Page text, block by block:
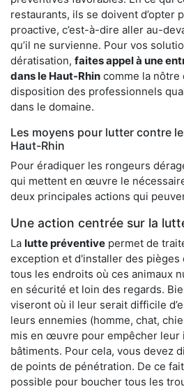
restaurants, ils se doivent d’opter
proactive, c’est-à-dire aller au-
qu’il ne survienne. Pour vos
dératisation, faites appel à une
dans le Haut-Rhin comme la nôtre
disposition des professionnels
dans le domaine.
Les moyens pour lutter contre
Haut-Rhin
Pour éradiquer les rongeurs
qui mettent en œuvre le
deux principales actions qui
Une action centrée sur la
La lutte préventive permet de
exception et d'installer des pièges
tous les endroits où ces animaux
en sécurité et loin des regards.
viseront où il leur serait difficile
leurs ennemies (homme, chat,
mis en œuvre pour empêcher leur
bâtiments. Pour cela, vous devez
de points de pénétration. De ce
possible pour boucher tous les